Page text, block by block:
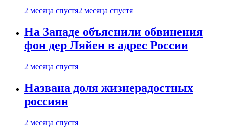
2 месяца спустя2 месяца спустя
На Западе объяснили обвинения
фон дер Ляйен в адрес России
2 месяца спустя
Названа доля жизнерадостных
россиян
2 месяца спустя